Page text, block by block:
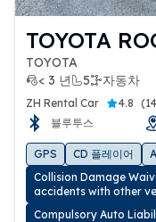
TOYOTA
TOYOTA
< 3 년
5 자동차
보험 2종 포함
ZH Rental Car 4.8 (
블루투스
GPS CD 플레이어
Collision Damage
accidents with other
Compulsory Auto